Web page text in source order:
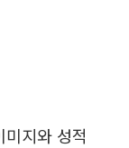
지와 성적